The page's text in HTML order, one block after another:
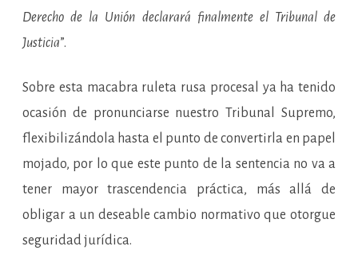
Derecho de la Unión declarará finalmente el Tribunal de
Justicia”.
Sobre esta macabra ruleta rusa procesal ya ha tenido
ocasión de pronunciarse nuestro Tribunal Supremo,
flexibilizándola hasta el punto de convertirla en papel
mojado, por lo que este punto de la sentencia no va a
tener mayor trascendencia práctica, más allá de
obligar a un deseable cambio normativo que otorgue
seguridad jurídica.